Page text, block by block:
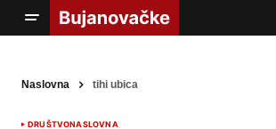
Naslovna tihi ubica
DRUŠTVONASLOVNA